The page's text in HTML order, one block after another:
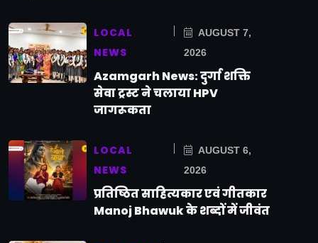
LOCAL
NEWS
AUGUST 7,
2026
Azamgarh News: दुर्गा शक्ति
सेवा ट्रस्ट ने चलाया HPV
जागरूकता
LOCAL
NEWS
AUGUST 6,
2026
प्रतिष्ठित साहित्यकार एवं गीतकार
Manoj Bhawuk के शब्दों में जीवंत